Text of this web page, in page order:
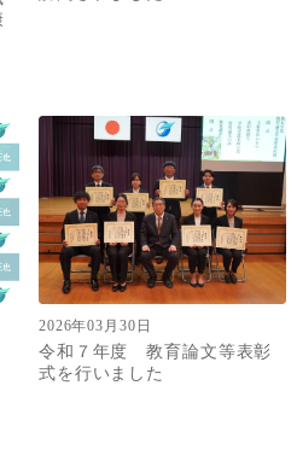
2026年03月30日
令和７年度 教育論文等表彰
式を行いました